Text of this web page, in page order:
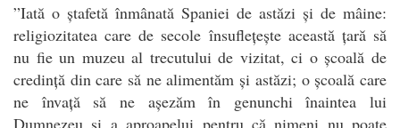
”Iată o ștafetă înmânată Spaniei de astăzi și de mâine:
religiozitatea care de secole însuflețește această țară să
nu fie un muzeu al trecutului de vizitat, ci o școală de
credință din care să ne alimentăm și astăzi; o școală care
ne învață să ne așezăm în genunchi înaintea lui
Dumnezeu și a aproapelui pentru că nimeni nu poate